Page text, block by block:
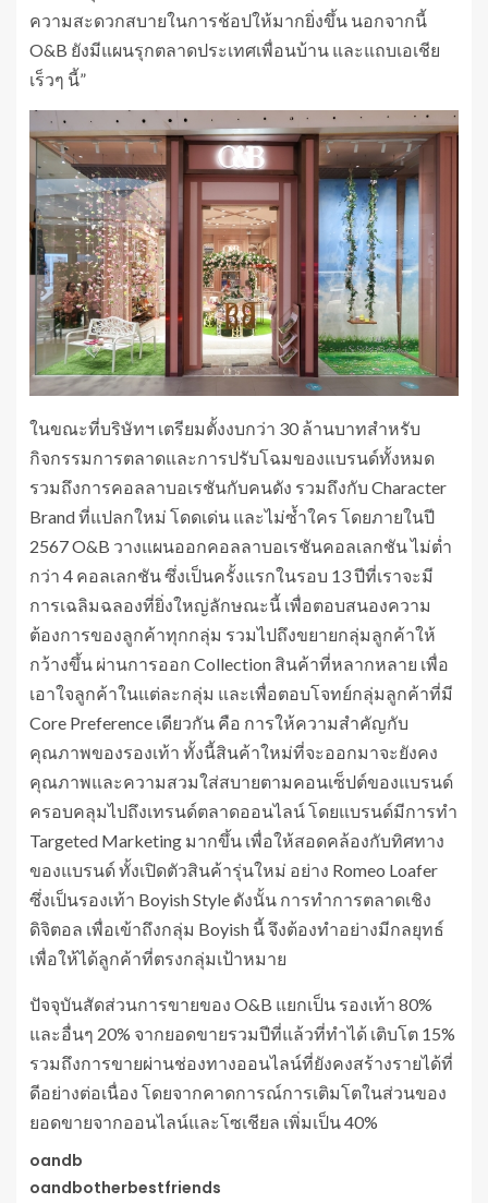
ความสะดวกสบายในการช้อปให้มากยิ่งขึ้น นอกจากนี้
O&B ยังมีแผนรุกตลาดประเทศเพื่อนบ้าน และแถบเอเชีย
เร็วๆ นี้”
ในขณะที่บริษัทฯ เตรียมตั้งงบกว่า 30 ล้านบาทสำหรับ
กิจกรรมการตลาดและการปรับโฉมของแบรนด์ทั้งหมด
รวมถึงการคอลลาบอเรชันกับคนดัง รวมถึงกับ Character
Brand ที่แปลกใหม่ โดดเด่น และไม่ซ้ำใคร โดยภายในปี
2567 O&B วางแผนออกคอลลาบอเรชันคอลเลกชัน ไม่ต่ำ
กว่า 4 คอลเลกชัน ซึ่งเป็นครั้งแรกในรอบ 13 ปีที่เราจะมี
การเฉลิมฉลองที่ยิ่งใหญ่ลักษณะนี้ เพื่อตอบสนองความ
ต้องการของลูกค้าทุกกลุ่ม รวมไปถึงขยายกลุ่มลูกค้าให้
กว้างขึ้น ผ่านการออก Collection สินค้าที่หลากหลาย เพื่อ
เอาใจลูกค้าในแต่ละกลุ่ม และเพื่อตอบโจทย์กลุ่มลูกค้าที่มี
Core Preference เดียวกัน คือ การให้ความสำคัญกับ
คุณภาพของรองเท้า ทั้งนี้สินค้าใหม่ที่จะออกมาจะยังคง
คุณภาพและความสวมใส่สบายตามคอนเซ็ปต์ของแบรนด์
ครอบคลุมไปถึงเทรนด์ตลาดออนไลน์ โดยแบรนด์มีการทำ
Targeted Marketing มากขึ้น เพื่อให้สอดคล้องกับทิศทาง
ของแบรนด์ ทั้งเปิดตัวสินค้ารุ่นใหม่ อย่าง Romeo Loafer
ซึ่งเป็นรองเท้า Boyish Style ดังนั้น การทำการตลาดเชิง
ดิจิตอล เพื่อเข้าถึงกลุ่ม Boyish นี้ จึงต้องทำอย่างมีกลยุทธ์
เพื่อให้ได้ลูกค้าที่ตรงกลุ่มเป้าหมาย
ปัจจุบันสัดส่วนการขายของ O&B แยกเป็น รองเท้า 80%
และอื่นๆ 20% จากยอดขายรวมปีที่แล้วที่ทำได้ เติบโต 15%
รวมถึงการขายผ่านช่องทางออนไลน์ที่ยังคงสร้างรายได้ที่
ดีอย่างต่อเนื่อง โดยจากคาดการณ์การเติมโตในส่วนของ
ยอดขายจากออนไลน์และโซเชียล เพิ่มเป็น 40%
oandb
oandbotherbestfriends